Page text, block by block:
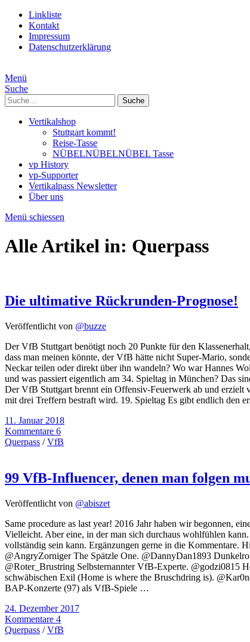
Linkliste
Kontakt
Impressum
Datenschutzerklärung
Menü
Suche
Suche
Vertikalshop
Stuttgart kommt!
Reise-Tasse
NÜBELNÜBELNÜBEL Tasse
vp History
vp-Supporter
Vertikalpass Newsletter
Über uns
Menü schiessen
Alle Artikel in: Querpass
Die ultimative Rückrunden-Prognose!
Veröffentlicht von @buzze
Der VfB Stuttgart benötigt noch 20 Punkte für den
dass man meinen könnte, der VfB hätte nicht Super-Mario,
Neckar teilen oder direkt über ihn wandeln? Wo war Hannes
und was passiert eigentlich am 34. Spieltag in München? Das
Der VfB Stuttgart brennt ein Offensiv-Feuerwerk ab und erzielt
mit drei Treffern bestraft wird. 19. Spieltag Es gibt endlich den
11. Januar 2018
Kommentare 6
Querpass /VfB
99 VfB-Influencer, denen man folgen
Veröffentlicht von @abiszet
Same procedure as last year! 2016 Jahr haben wir begonnen,
Vielleicht. Aber eine, in der man sich durchaus wohlfühlen
vollständig sein kann. Ergänzungen gerne in die
@AngryZorniger The Spätzle One. @DannyDan1893
@Roter_Brustring Selbsternannter VfB-Experte. @godzi0815
schwäbischen Exil (Home is where the Bruschdring is).
BAP-Konzerte (97) als VfB-Spiele …
24. Dezember 2017
Kommentare 4
Querpass /VfB